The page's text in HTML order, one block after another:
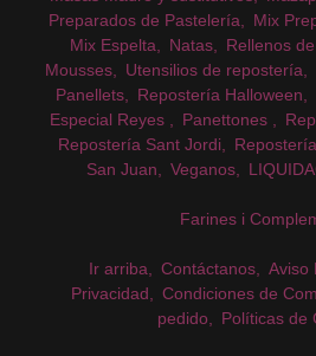
Preparados de Pastelería
Mix
Mix Espelta
Natas Rellenos
Mousses
Utensilios de repostería
Panellets
Repostería Halloween
Especial Reyes
Panettones
Repostería Sant Jordi
San Juan
Veganos
Farines i
Ir arriba Contáctanos Aviso
Privacidad
Condiciones de
pedido
Políticas de